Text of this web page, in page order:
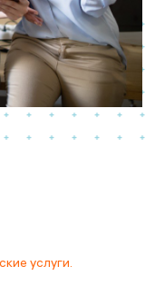
услуги.